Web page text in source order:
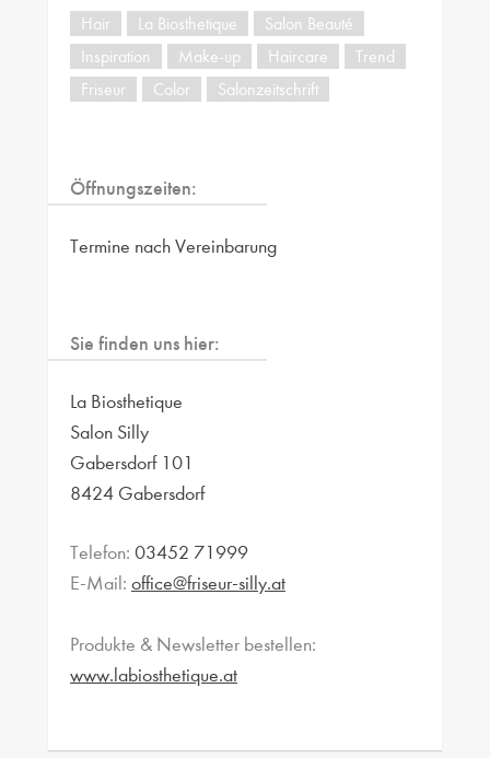
Hair La Biosthetique
Salon Beauté
Inspiration
Make-up Haircare
Trend
Friseur
Color Salonzeitschrift
Öffnungszeiten:
Termine nach Vereinbarung
Sie finden uns hier:
La Biosthetique
Salon Silly
Gabersdorf 101
8424 Gabersdorf
Telefon: 03452 71999
E-Mail: office@friseur-silly.at
Produkte & Newsletter bestellen:
www.labiosthetique.at